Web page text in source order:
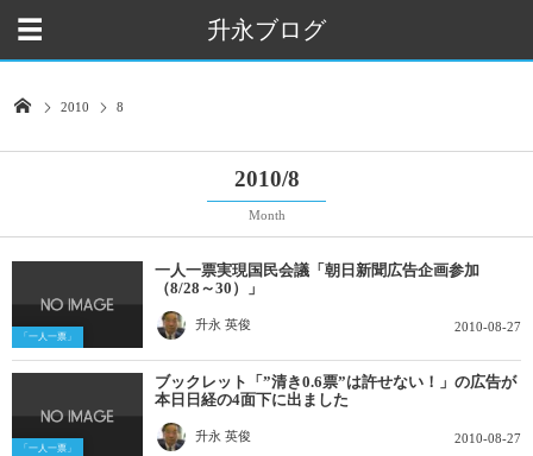
升永ブログ
2010 8
2010/8
Month
「一人一票」
一人一票実現国民会議「朝日新聞広告企画参加
（8/28～30）」
升永 英俊 2010-08-27
「一人一票」
ブックレット「”清き0.6票”は許せない！」の広告が
本日日経の4面下に出ました
升永 英俊 2010-08-27